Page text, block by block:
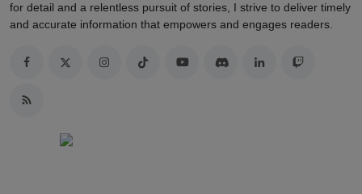
for detail and a relentless pursuit of stories, I strive to deliver timely
and accurate information that empowers and engages readers.